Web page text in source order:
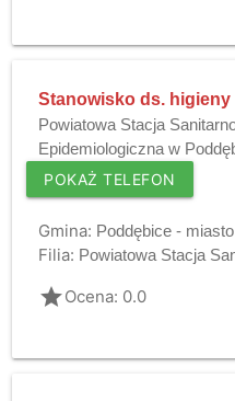
Stanowisko ds. higieny
Powiatowa Stacja
Epidemiologiczna w
POKAŻ TELEFON
Gmina: Poddębice - miasto
Filia: Powiatowa Stacja
gradeOcena: 0.0